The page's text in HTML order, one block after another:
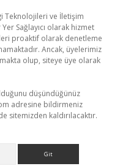
Teknolojileri ve İletişim
Sağlayıcı olarak hizmet
proaktif olarak denetleme
Ancak, üyelerimiz
olup, siteye üye olarak
düşündüğünüz
adresine bildirmeniz
sitemizden kaldırılacaktır.